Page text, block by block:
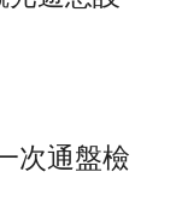
次通盤檢